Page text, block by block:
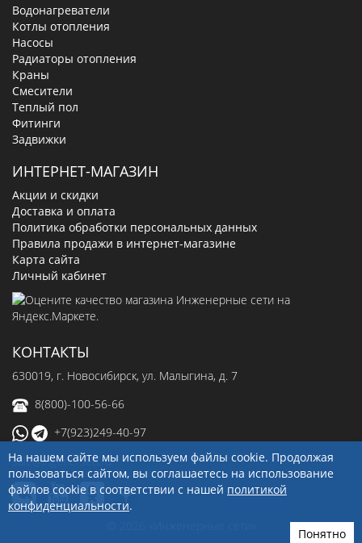
Водонагреватели
Котлы отопления
Насосы
Радиаторы отопления
Краны
Смесители
Теплый пол
Фитинги
Задвижки
ИНТЕРНЕТ-МАГАЗИН
Акции и скидки
Доставка и оплата
Политика обработки персональных данных
Правила продажи в интернет-магазине
Карта сайта
Личный кабинет
КОНТАКТЫ
630019, г. Новосибирск, ул. Малыгина, д. 7
8(800)-100-56-66
+7(923)249-40-97
sale@ingenerseti.ru
На нашем сайте мы используем файлы cookie. Продолжая
пользоваться сайтом, вы соглашаетесь на использование
файлов cookie в соответствии с нашей политикой
конфиденциальности.
Понятно